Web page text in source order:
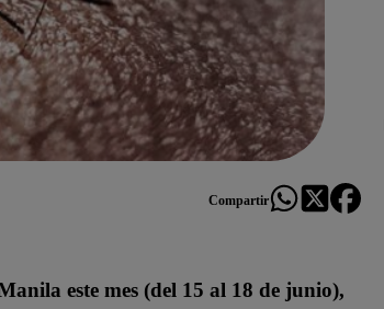
Compartir
este mes (del 15 al 18 de junio),